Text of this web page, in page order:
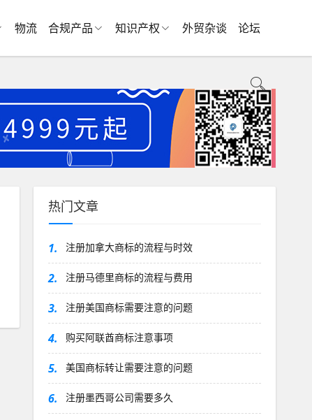
物流 合规产品 知识产权 外贸杂谈 论坛
热门文章
1. 注册加拿大商标的流程与时效
2. 注册马德里商标的流程与费用
3. 注册美国商标需要注意的问题
4. 购买阿联酋商标注意事项
5. 美国商标转让需要注意的问题
6. 注册墨西哥公司需要多久